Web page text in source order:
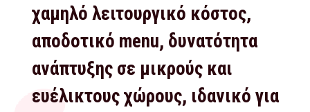
χαμηλό λειτουργικό κόστος,
αποδοτικό menu, δυνατότητα
ανάπτυξης σε μικρούς και
ευέλικτους χώρους, ιδανικό για